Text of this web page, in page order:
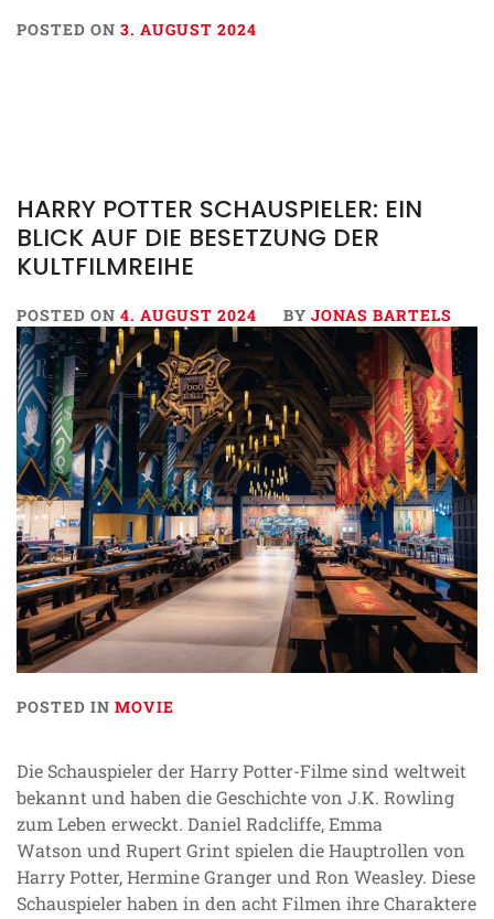
POSTED ON 3. AUGUST 2024
HARRY POTTER SCHAUSPIELER: EIN
BLICK AUF DIE BESETZUNG DER
KULTFILMREIHE
POSTED ON 4. AUGUST 2024 BY JONAS BARTELS
POSTED IN MOVIE
Die Schauspieler der Harry Potter-Filme sind weltweit
bekannt und haben die Geschichte von J.K. Rowling
zum Leben erweckt. Daniel Radcliffe, Emma
Watson und Rupert Grint spielen die Hauptrollen von
Harry Potter, Hermine Granger und Ron Weasley. Diese
Schauspieler haben in den acht Filmen ihre Charaktere